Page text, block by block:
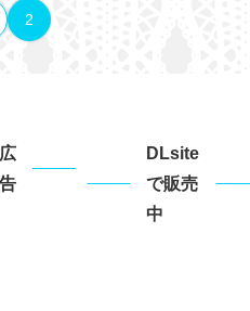
2
広
告
DLsite
で販売
中